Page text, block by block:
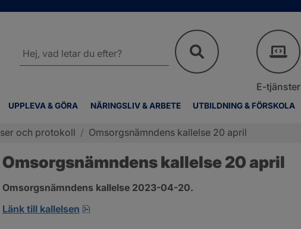
UPPLEVA & GÖRA NÄRINGSLIV & ARBETE UTBILDNING & FÖRSKOLA
webbplatsen
E-tjänster
och protokoll / Omsorgsnämndens kallelse 20 april
Omsorgsnämndens kallelse 20 april
Omsorgsnämndens kallelse 2023-04-20.
Länk till kallelsen
pdf, 175.1 kB, öppnas i nytt fönster.